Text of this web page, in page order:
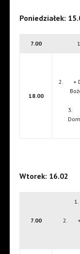
Poniedziałek:
7.00
18.00
2. +
3.
Wtorek: 16.02
7.00
2. +